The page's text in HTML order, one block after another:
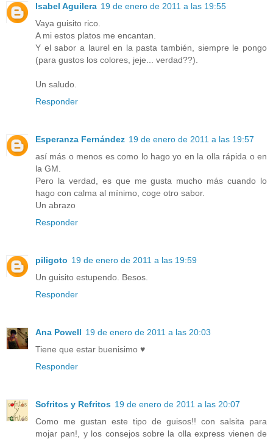
Isabel Aguilera 19 de enero de 2011 a las 19:55
Vaya guisito rico.
A mi estos platos me encantan.
Y el sabor a laurel en la pasta también, siempre le pongo
(para gustos los colores, jeje... verdad??).
Un saludo.
Responder
Esperanza Fernández 19 de enero de 2011 a las 19:57
así más o menos es como lo hago yo en la olla rápida o en
la GM.
Pero la verdad, es que me gusta mucho más cuando lo
hago con calma al mínimo, coge otro sabor.
Un abrazo
Responder
piligoto 19 de enero de 2011 a las 19:59
Un guisito estupendo. Besos.
Responder
Ana Powell 19 de enero de 2011 a las 20:03
Tiene que estar buenisimo ♥
Responder
Sofritos y Refritos 19 de enero de 2011 a las 20:07
Como me gustan este tipo de guisos!! con salsita para
mojar pan!, y los consejos sobre la olla express vienen de